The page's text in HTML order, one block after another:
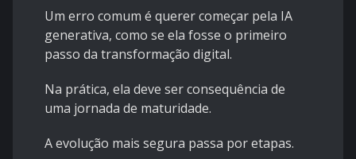
Um erro comum é querer começar pela IA
generativa, como se ela fosse o primeiro
passo da transformação digital.
Na prática, ela deve ser consequência de
uma jornada de maturidade.
A evolução mais segura passa por etapas.